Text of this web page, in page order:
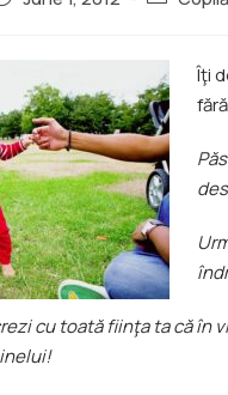
Îţi
cu toată fiinţa ta că în